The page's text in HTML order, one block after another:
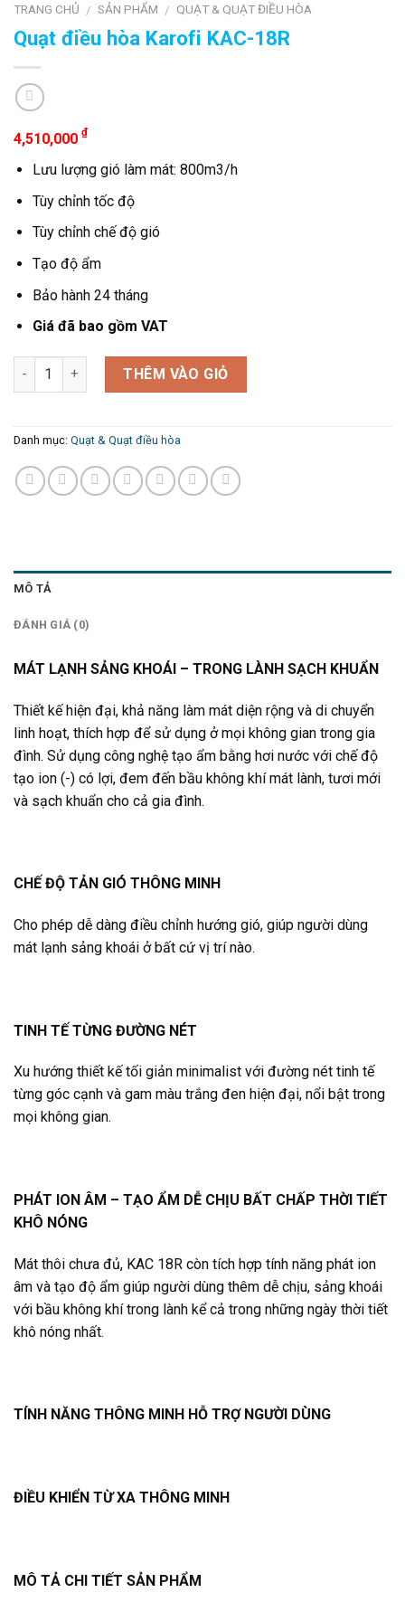
TRANG CHỦ / SẢN PHẨM / QUẠT & QUẠT ĐIỀU HÒA
Quạt điều hòa Karofi KAC-18R
4,510,000 ₫
Lưu lượng gió làm mát: 800m3/h
Tùy chỉnh tốc độ
Tùy chỉnh chế độ gió
Tạo độ ẩm
Bảo hành 24 tháng
Giá đã bao gồm VAT
Số lượng THÊM VÀO GIỎ
Danh mục: Quạt & Quạt điều hòa
MÔ TẢ
ĐÁNH GIÁ (0)
MÁT LẠNH SẢNG KHOÁI – TRONG LÀNH SẠCH KHUẨN
Thiết kế hiện đại, khả năng làm mát diện rộng và di chuyển
linh hoạt, thích hợp để sử dụng ở mọi không gian trong gia
đình. Sử dụng công nghệ tạo ẩm bằng hơi nước với chế độ
tạo ion (-) có lợi, đem đến bầu không khí mát lành, tươi mới
và sạch khuẩn cho cả gia đình.
CHẾ ĐỘ TẢN GIÓ THÔNG MINH
Cho phép dễ dàng điều chỉnh hướng gió, giúp người dùng
mát lạnh sảng khoái ở bất cứ vị trí nào.
TINH TẾ TỪNG ĐƯỜNG NÉT
Xu hướng thiết kế tối giản minimalist với đường nét tinh tế
từng góc cạnh và gam màu trắng đen hiện đại, nổi bật trong
mọi không gian.
PHÁT ION ÂM – TẠO ẨM DỄ CHỊU BẤT CHẤP THỜI TIẾT
KHÔ NÓNG
Mát thôi chưa đủ, KAC 18R còn tích hợp tính năng phát ion
âm và tạo độ ẩm giúp người dùng thêm dễ chịu, sảng khoái
với bầu không khí trong lành kể cả trong những ngày thời tiết
khô nóng nhất.
TÍNH NĂNG THÔNG MINH HỖ TRỢ NGƯỜI DÙNG
ĐIỀU KHIỂN TỪ XA THÔNG MINH
MÔ TẢ CHI TIẾT SẢN PHẨM